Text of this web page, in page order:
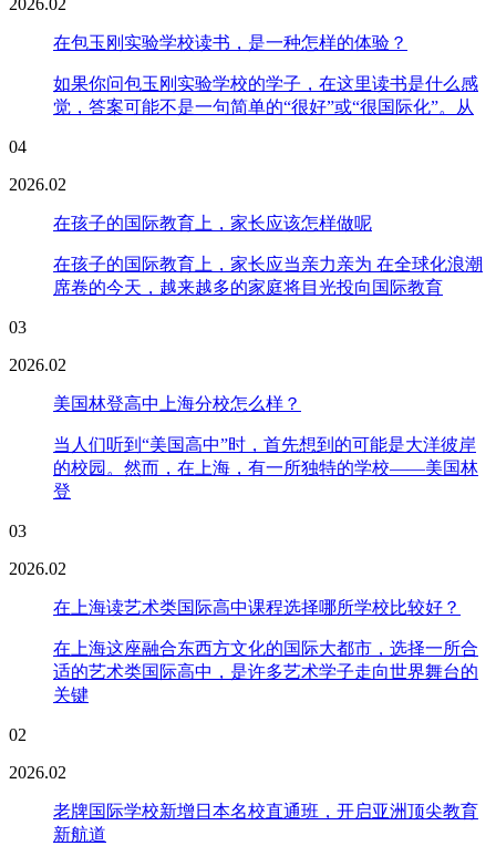
2026.02
在包玉刚实验学校读书，是一种怎样的体验？
如果你问包玉刚实验学校的学子，在这里读书是什么感
觉，答案可能不是一句简单的“很好”或“很国际化”。从
04
2026.02
在孩子的国际教育上，家长应该怎样做呢
在孩子的国际教育上，家长应当亲力亲为 在全球化浪潮
席卷的今天，越来越多的家庭将目光投向国际教育
03
2026.02
美国林登高中上海分校怎么样？
当人们听到“美国高中”时，首先想到的可能是大洋彼岸
的校园。然而，在上海，有一所独特的学校——美国林
登
03
2026.02
在上海读艺术类国际高中课程选择哪所学校比较好？
在上海这座融合东西方文化的国际大都市，选择一所合
适的艺术类国际高中，是许多艺术学子走向世界舞台的
关键
02
2026.02
老牌国际学校新增日本名校直通班，开启亚洲顶尖教育
新航道